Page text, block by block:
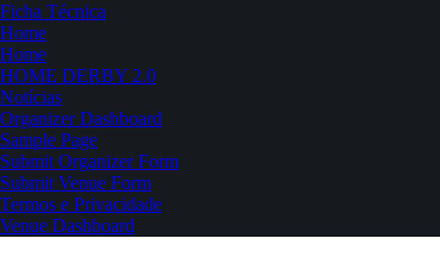
Ficha Técnica
Home
Home
HOME DERBY 2.0
Notícias
Organizer Dashboard
Sample Page
Submit Organizer Form
Submit Venue Form
Termos e Privacidade
Venue Dashboard